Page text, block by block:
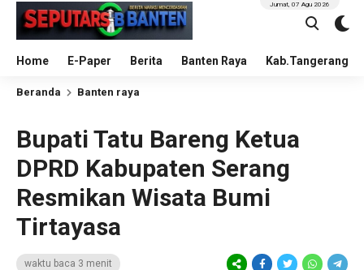
Home E-Paper Berita Banten Raya Kab.Tangerang
Jumat, 07 Agu 2026
Beranda Banten raya
Bupati Tatu Bareng Ketua
DPRD Kabupaten Serang
Resmikan Wisata Bumi
Tirtayasa
waktu baca 3 menit